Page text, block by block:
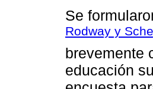
Se
Rodway y
brevemente
educación